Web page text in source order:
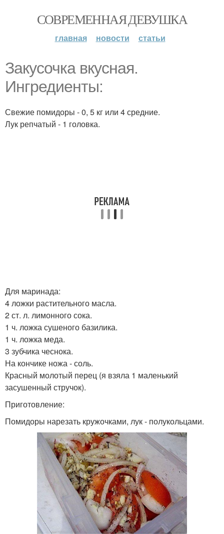
СОВРЕМЕННАЯ ДЕВУШКА
главная новости статьи
Закусочка вкусная.
Ингредиенты:
Свежие помидоры - 0, 5 кг или 4 средние.
Лук репчатый - 1 головка.
Для маринада:
4 ложки растительного масла.
2 ст. л. лимонного сока.
1 ч. ложка сушеного базилика.
1 ч. ложка меда.
3 зубчика чеснока.
На кончике ножа - соль.
Красный молотый перец (я взяла 1 маленький
засушенный стручок).
Приготовление:
Помидоры нарезать кружочками, лук - полукольцами.